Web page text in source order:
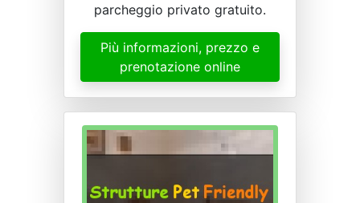
parcheggio privato gratuito.
Più informazioni, prezzo e
prenotazione online